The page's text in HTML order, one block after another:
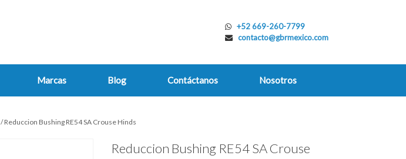
+52 669-260-7799
contacto@gbrmexico.com
Marcas Blog Contáctanos Nosotros
/ Reduccion Bushing RE54 SA Crouse Hinds
Reduccion Bushing RE54 SA Crouse